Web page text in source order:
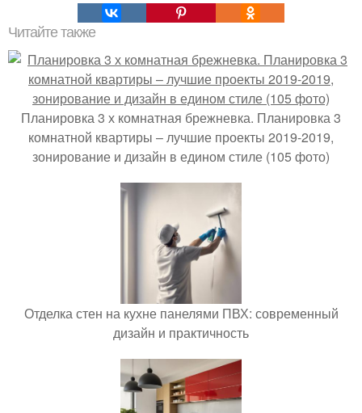
Читайте также
Планировка 3 х комнатная брежневка. Планировка 3
комнатной квартиры – лучшие проекты 2019-2019,
зонирование и дизайн в едином стиле (105 фото)
Отделка стен на кухне панелями ПВХ: современный
дизайн и практичность